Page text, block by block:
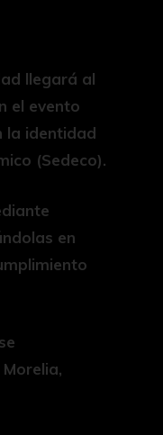
llegará al
el evento
la identidad
(Sedeco).
en